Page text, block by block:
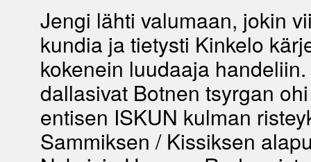
Jengi lähti valumaan, jokin
kundia ja tietysti Kinkelo
kokenein luudaaja
dallasivat Botnen tsyrgan
entisen ISKUN kulman
Sammiksen / Kissiksen